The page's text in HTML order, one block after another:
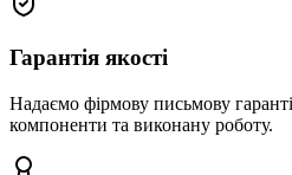
Гарантія якості
Надаємо фірмову письмову
компоненти та виконану роботу.